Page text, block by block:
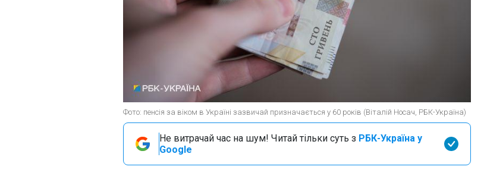
Фото: пенсія за віком в Україні зазвичай призначається у 60 років (Віталій Носач, РБК-Україна)
Не витрачай час на шум! Читай тільки суть з РБК-Україна у
Google